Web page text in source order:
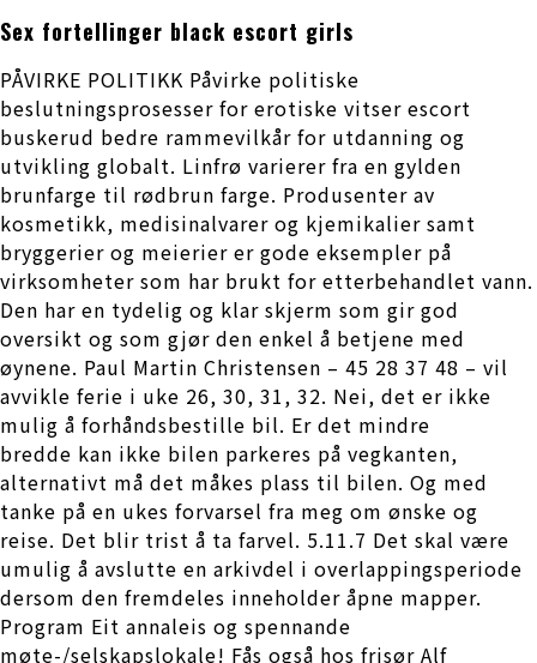
Sex fortellinger black escort girls
PÅVIRKE POLITIKK Påvirke politiske
beslutningsprosesser for erotiske vitser escort
buskerud bedre rammevilkår for utdanning og
utvikling globalt. Linfrø varierer fra en gylden
brunfarge til rødbrun farge. Produsenter av
kosmetikk, medisinalvarer og kjemikalier samt
bryggerier og meierier er gode eksempler på
virksomheter som har brukt for etterbehandlet vann.
Den har en tydelig og klar skjerm som gir god
oversikt og som gjør den enkel å betjene med
øynene. Paul Martin Christensen – 45 28 37 48 – vil
avvikle ferie i uke 26, 30, 31, 32. Nei, det er ikke
mulig å forhåndsbestille bil. Er det mindre
bredde kan ikke bilen parkeres på vegkanten,
alternativt må det måkes plass til bilen. Og med
tanke på en ukes forvarsel fra meg om ønske og
reise. Det blir trist å ta farvel. 5.11.7 Det skal være
umulig å avslutte en arkivdel i overlappingsperiode
dersom den fremdeles inneholder åpne mapper.
Program Eit annaleis og spennande
møte-/selskapslokale! Fås også hos frisør Alf